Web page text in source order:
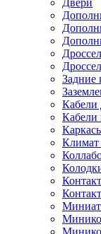
Двери
Задние
Кабели
Кабели
Климат